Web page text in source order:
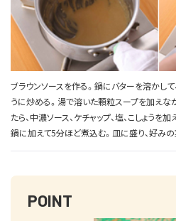
ブラウンソースを作る。鍋にバターを溶かし
うに炒める。湯で溶いた顆粒スープを加えな
たら、中濃ソース、ケチャップ、塩、こしょう
鍋に加えて5分ほど煮込む。皿に盛り、好みの
POINT